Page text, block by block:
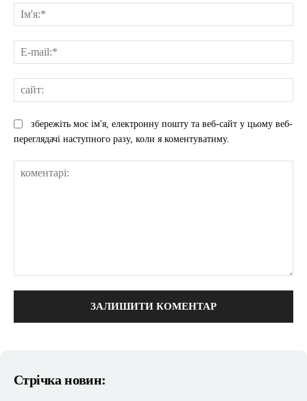
збережіть моє ім'я, електронну пошту та веб-сайт у цьому веб-
переглядачі наступного разу, коли я коментуватиму.
Стрічка новин: